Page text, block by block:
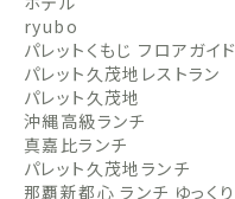
ryubo
パレットくもじ フロアガイド
パレット久茂地レストラン
パレット久茂地
沖縄高級ランチ
真嘉比ランチ
パレット久茂地ランチ
那覇新都心 ランチ ゆっくり